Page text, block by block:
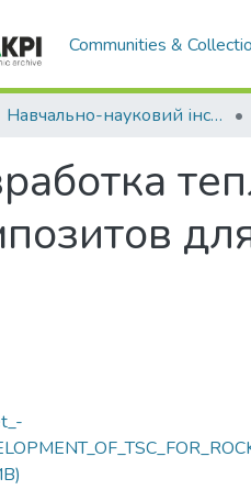
Communities &
Навчально-науковий інститут матеріалознавства та зварювання ім. Є.О. Патона (НН ІМЗ ім. Є.О. Патона)